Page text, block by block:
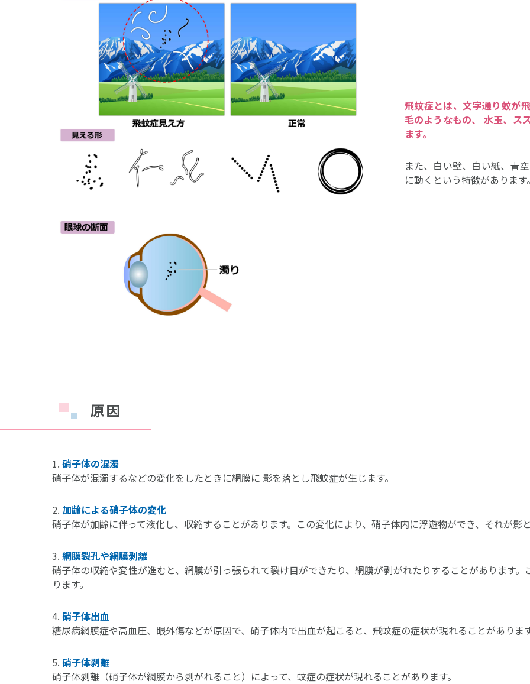
飛蚊症とは、文字通り蚊が
毛のようなもの、 水玉、ス
ます。
また、白い壁、白い紙、青
に動くという特徴があります
原因
硝子体の混濁
硝子体が混濁するなどの変化をしたときに網膜に 影を落とし飛蚊症が生じます。
加齢による硝子体の変化
硝子体が加齢に伴って液化し、収縮することがあります。この変化により、硝子体内に浮遊物ができ、それが影
網膜裂孔や網膜剥離
硝子体の収縮や変性が進むと、網膜が引っ張られて裂け目ができたり、網膜が剥がれたりすることがあります
ります。
硝子体出血
糖尿病網膜症や高血圧、眼外傷などが原因で、硝子体内で出血が起こると、飛蚊症の症状が現れることがありま
硝子体剥離
硝子体剥離（硝子体が網膜から剥がれること）によって、蚊症の症状が現れることがあります。